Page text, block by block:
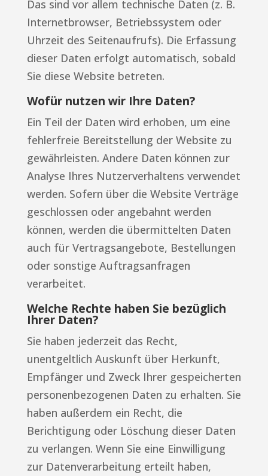
Das sind vor allem technische Daten (z. B.
Internetbrowser, Betriebssystem oder
Uhrzeit des Seitenaufrufs). Die Erfassung
dieser Daten erfolgt automatisch, sobald
Sie diese Website betreten.
Wofür nutzen wir Ihre Daten?
Ein Teil der Daten wird erhoben, um eine
fehlerfreie Bereitstellung der Website zu
gewährleisten. Andere Daten können zur
Analyse Ihres Nutzerverhaltens verwendet
werden. Sofern über die Website Verträge
geschlossen oder angebahnt werden
können, werden die übermittelten Daten
auch für Vertragsangebote, Bestellungen
oder sonstige Auftragsanfragen
verarbeitet.
Welche Rechte haben Sie bezüglich
Ihrer Daten?
Sie haben jederzeit das Recht,
unentgeltlich Auskunft über Herkunft,
Empfänger und Zweck Ihrer gespeicherten
personenbezogenen Daten zu erhalten. Sie
haben außerdem ein Recht, die
Berichtigung oder Löschung dieser Daten
zu verlangen. Wenn Sie eine Einwilligung
zur Datenverarbeitung erteilt haben,